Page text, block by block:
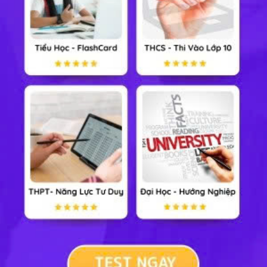
GDCD 7
Công nghệ 7
Tin học 7
Cộng đồng
Tiểu Học
Lớp 6
Lớp 7
Lớp 8
Lớp 9
Lớp 10
Lớp 11
Lớp 12
Đại Học
TẢI ỨNG DỤNG HỌC247